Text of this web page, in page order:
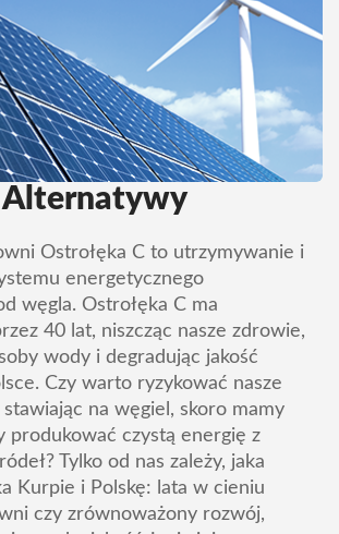
Alternatywy
Ostrołęka C to utrzymywanie i
energetycznego
węgla. Ostrołęka C ma
40 lat, niszcząc nasze zdrowie,
wody i degradując jakość
Czy warto ryzykować nasze
na węgiel, skoro mamy
produkować czystą energię z
Tylko od nas zależy, jaka
Kurpie i Polskę: lata w cieniu
czy zrównoważony rozwój,